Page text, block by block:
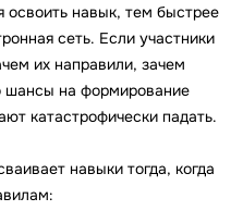
освоить навык, тем быстрее
сеть. Если участники
их направили, зачем
шансы на формирование
катастрофически падать.
навыки тогда, когда